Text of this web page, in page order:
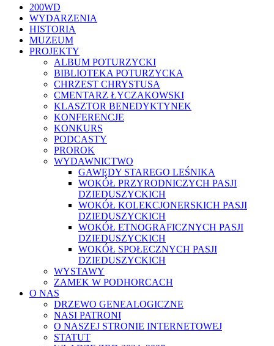
Close
Menu
200WD
WYDARZENIA
HISTORIA
MUZEUM
PROJEKTY
ALBUM POTURZYCKI
BIBLIOTEKA POTURZYCKA
CHRZEST CHRYSTUSA
CMENTARZ ŁYCZAKOWSKI
KLASZTOR BENEDYKTYNEK
KONFERENCJE
KONKURS
PODCASTY
PROROK
WYDAWNICTWO
GAWĘDY STAREGO LEŚNIKA
WOKÓŁ PRZYRODNICZYCH PASJI
DZIEDUSZYCKICH
WOKÓŁ KOLEKCJONERSKICH PASJI
DZIEDUSZYCKICH
WOKÓŁ ETNOGRAFICZNYCH PASJI
DZIEDUSZYCKICH
WOKÓŁ SPOŁECZNYCH PASJI
DZIEDUSZYCKICH
WYSTAWY
ZAMEK W PODHORCACH
O NAS
DRZEWO GENEALOGICZNE
NASI PATRONI
O NASZEJ STRONIE INTERNETOWEJ
STATUT